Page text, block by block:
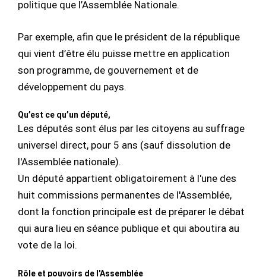
politique que l’Assemblée Nationale.
Par exemple, afin que le président de la république
qui vient d’être élu puisse mettre en application
son programme, de gouvernement et de
développement du pays.
Qu’est ce qu’un député,
Les députés sont élus par les citoyens au suffrage
universel direct, pour 5 ans (sauf dissolution de
l'Assemblée nationale).
Un député appartient obligatoirement à l'une des
huit commissions permanentes de l'Assemblée,
dont la fonction principale est de préparer le débat
qui aura lieu en séance publique et qui aboutira au
vote de la loi.
Rôle et pouvoirs de l'Assemblée